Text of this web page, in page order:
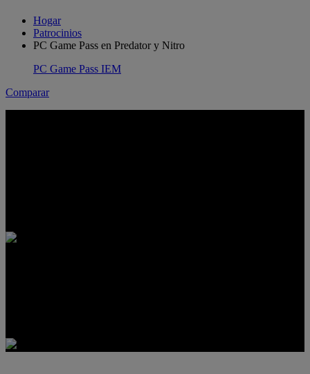
Hogar
Patrocinios
PC Game Pass en Predator y Nitro
PC Game Pass IEM
Comparar